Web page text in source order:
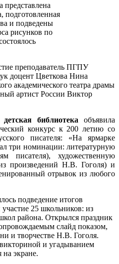
представлена
подготовленная
и подведены
рисунков по
преподаватель ПГПУ
доцент Цветкова Нина
академического театра драмы
артист России Виктор
библиотека объявила
конкурс к 200 летию со
писателя: «На ярмарке
три номинации: литературную
писателя), художественную
произведений Н.В. Гоголя) и
отрывок из любого
подведение итогов
25 школьников: из
района. Открылся праздник
слайд показом,
и творчестве Н.В. Гоголя.
и угадыванием
экране.